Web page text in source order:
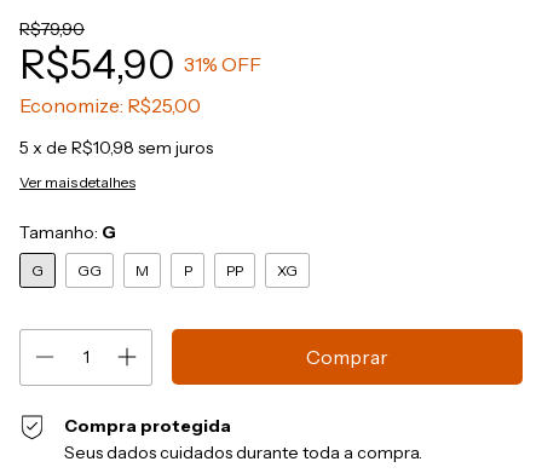
R$79,90
R$54,90 31% OFF
Economize: R$25,00
5 x de R$10,98 sem juros
Ver mais detalhes
Tamanho: G
G GG M P PP XG
Compra protegida
Seus dados cuidados durante toda a compra.